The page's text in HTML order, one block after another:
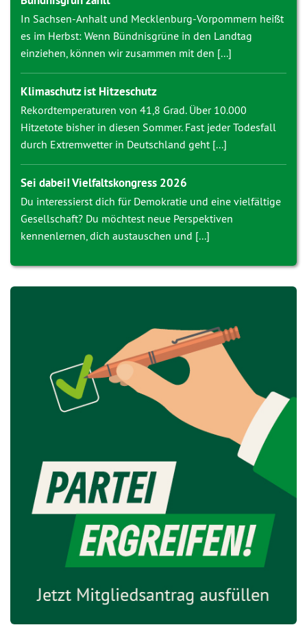
In Sachsen-Anhalt und Mecklenburg-Vorpommern heißt
es im Herbst: Wenn Bündnisgrüne in den Landtag
einziehen, können wir zusammen mit den [...]
Klimaschutz ist Hitzeschutz
Rekordtemperaturen von 41,8 Grad. Über 10.000
Hitzetote bisher in diesen Sommer. Fast jeder Todesfall
durch Extremwetter in Deutschland geht [...]
Sei dabei! Vielfaltskongress 2026
Du interessierst dich für Demokratie und eine vielfältige
Gesellschaft? Du möchtest neue Perspektiven
kennenlernen, dich austauschen und [...]